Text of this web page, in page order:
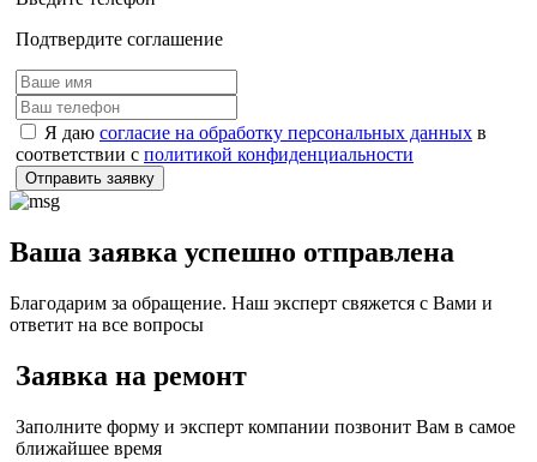
Подтвердите соглашение
Я даю согласие на обработку персональных данных в
соответствии с политикой конфиденциальности
Отправить заявку
Ваша заявка успешно отправлена
Благодарим за обращение. Наш эксперт свяжется с Вами и
ответит на все вопросы
Заявка на ремонт
Заполните форму и эксперт компании позвонит Вам в самое
ближайшее время